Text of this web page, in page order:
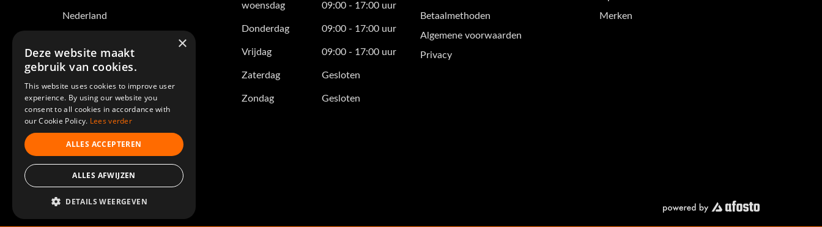
Nederland
verkoop@nimbuz-shop.nl
KvK nummer: 17268823
BTW nr: NL821554797B01
Volg ons op
woensdag 09:00 - 17:00 uur
Donderdag 09:00 - 17:00 uur
Vrijdag 09:00 - 17:00 uur
Zaterdag Gesloten
Zondag Gesloten
Betaalmethoden
Algemene voorwaarden
Privacy
Merken
© 2026 - Nimbuz Shop.
×
Deze website maakt
gebruik van cookies.
This website uses cookies to improve user
experience. By using our website you
consent to all cookies in accordance with
our Cookie Policy. Lees verder
ALLES ACCEPTEREN
ALLES AFWIJZEN
DETAILS WEERGEVEN